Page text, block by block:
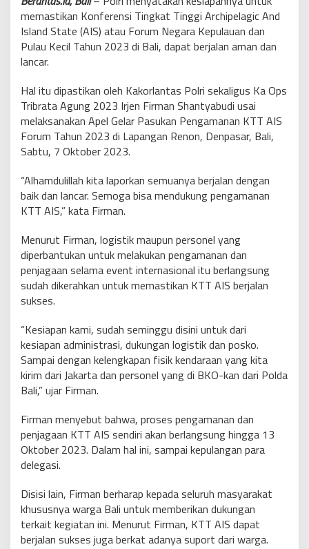
memastikan Konferensi Tingkat Tinggi Archipelagic And
Island State (AIS) atau Forum Negara Kepulauan dan
Pulau Kecil Tahun 2023 di Bali, dapat berjalan aman dan
lancar.
Hal itu dipastikan oleh Kakorlantas Polri sekaligus Ka Ops
Tribrata Agung 2023 Irjen Firman Shantyabudi usai
melaksanakan Apel Gelar Pasukan Pengamanan KTT AIS
Forum Tahun 2023 di Lapangan Renon, Denpasar, Bali,
Sabtu, 7 Oktober 2023.
“Alhamdulillah kita laporkan semuanya berjalan dengan
baik dan lancar. Semoga bisa mendukung pengamanan
KTT AIS,” kata Firman.
Menurut Firman, logistik maupun personel yang
diperbantukan untuk melakukan pengamanan dan
penjagaan selama event internasional itu berlangsung
sudah dikerahkan untuk memastikan KTT AIS berjalan
sukses.
“Kesiapan kami, sudah seminggu disini untuk dari
kesiapan administrasi, dukungan logistik dan posko.
Sampai dengan kelengkapan fisik kendaraan yang kita
kirim dari Jakarta dan personel yang di BKO-kan dari Polda
Bali,” ujar Firman.
Firman menyebut bahwa, proses pengamanan dan
penjagaan KTT AIS sendiri akan berlangsung hingga 13
Oktober 2023. Dalam hal ini, sampai kepulangan para
delegasi.
Disisi lain, Firman berharap kepada seluruh masyarakat
khususnya warga Bali untuk memberikan dukungan
terkait kegiatan ini. Menurut Firman, KTT AIS dapat
berjalan sukses juga berkat adanya suport dari warga.